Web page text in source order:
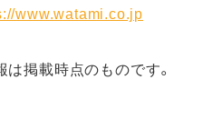
www.watami.co.jp
掲載時点のものです。